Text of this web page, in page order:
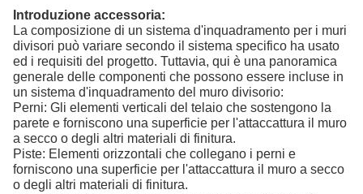
Introduzione accessoria:
La composizione di un sistema d'inquadramento per i muri
divisori può variare secondo il sistema specifico ha usato
ed i requisiti del progetto. Tuttavia, qui è una panoramica
generale delle componenti che possono essere incluse in
un sistema d'inquadramento del muro divisorio:
Perni: Gli elementi verticali del telaio che sostengono la
parete e forniscono una superficie per l'attaccattura il muro
a secco o degli altri materiali di finitura.
Piste: Elementi orizzontali che collegano i perni e
forniscono una superficie per l'attaccattura il muro a secco
o degli altri materiali di finitura.